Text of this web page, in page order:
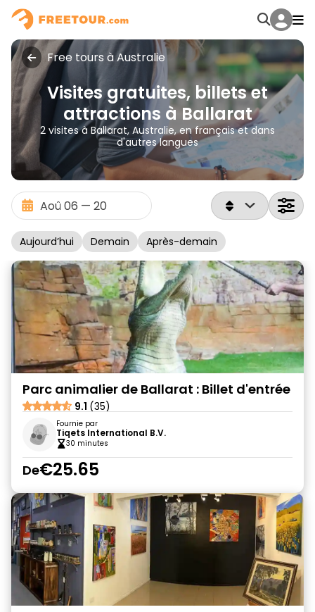
Free tours à Australie
Visites gratuites, billets et
attractions à Ballarat
2 visites à Ballarat, Australie, en français et dans
d'autres langues
Aujourd’hui Demain Après-demain
Parc animalier de Ballarat : Billet d'entrée
9.1 (35)
Fournie par
Tiqets International B.V.
30 minutes
De€25.65